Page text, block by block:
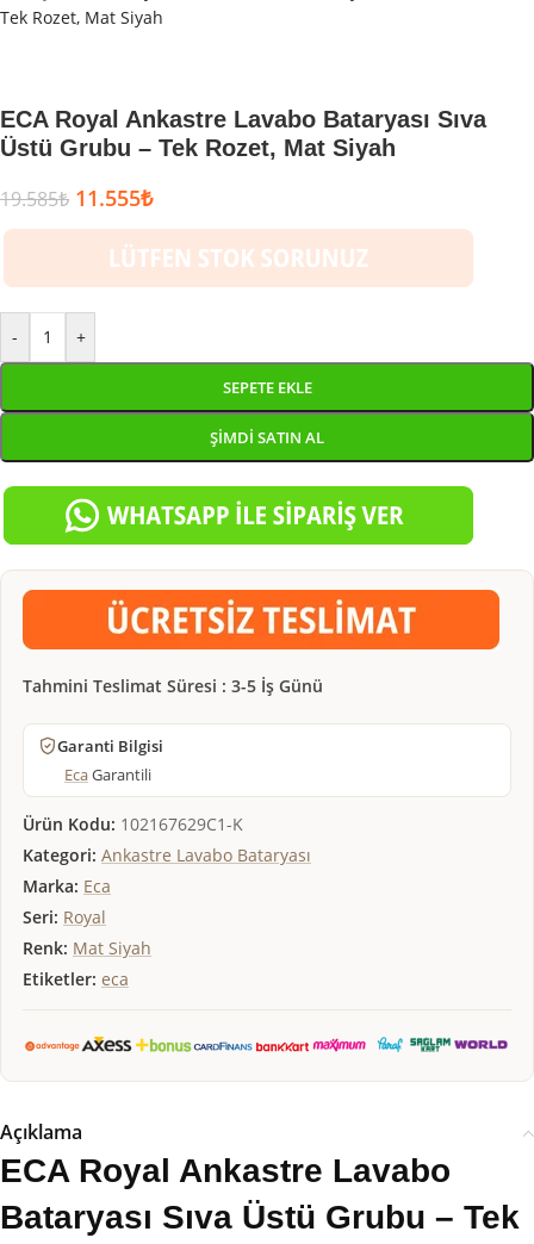
Tek Rozet, Mat Siyah
ECA Royal Ankastre Lavabo Bataryası Sıva
Üstü Grubu – Tek Rozet, Mat Siyah
19.585₺ 11.555₺
- +
SEPETE EKLE
ŞIMDI SATIN AL
Tahmini Teslimat Süresi : 3-5 İş Günü
Garanti Bilgisi
EcaGarantili
Ürün Kodu: 102167629C1-K
Kategori: Ankastre Lavabo Bataryası
Marka: Eca
Seri: Royal
Renk: Mat Siyah
Etiketler: eca
Açıklama
ECA Royal Ankastre Lavabo
Bataryası Sıva Üstü Grubu – Tek